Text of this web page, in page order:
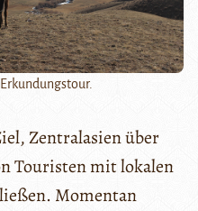
Zentralasien über
Touristen mit lokalen
Momentan